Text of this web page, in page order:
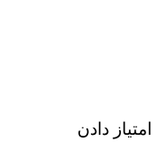
امتیاز دادن